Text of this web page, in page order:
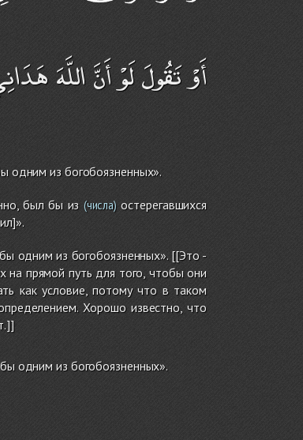
أَوْ تَقُولَ لَوْ أَنَّ اللَّهَ
одним из богобоязненных».
был бы из (числа) остерегавшихся
одним из богобоязненных». [[Это -
на прямой путь для того, чтобы они
как условие, потому что в таком
Хорошо известно, что
одним из богобоязненных».